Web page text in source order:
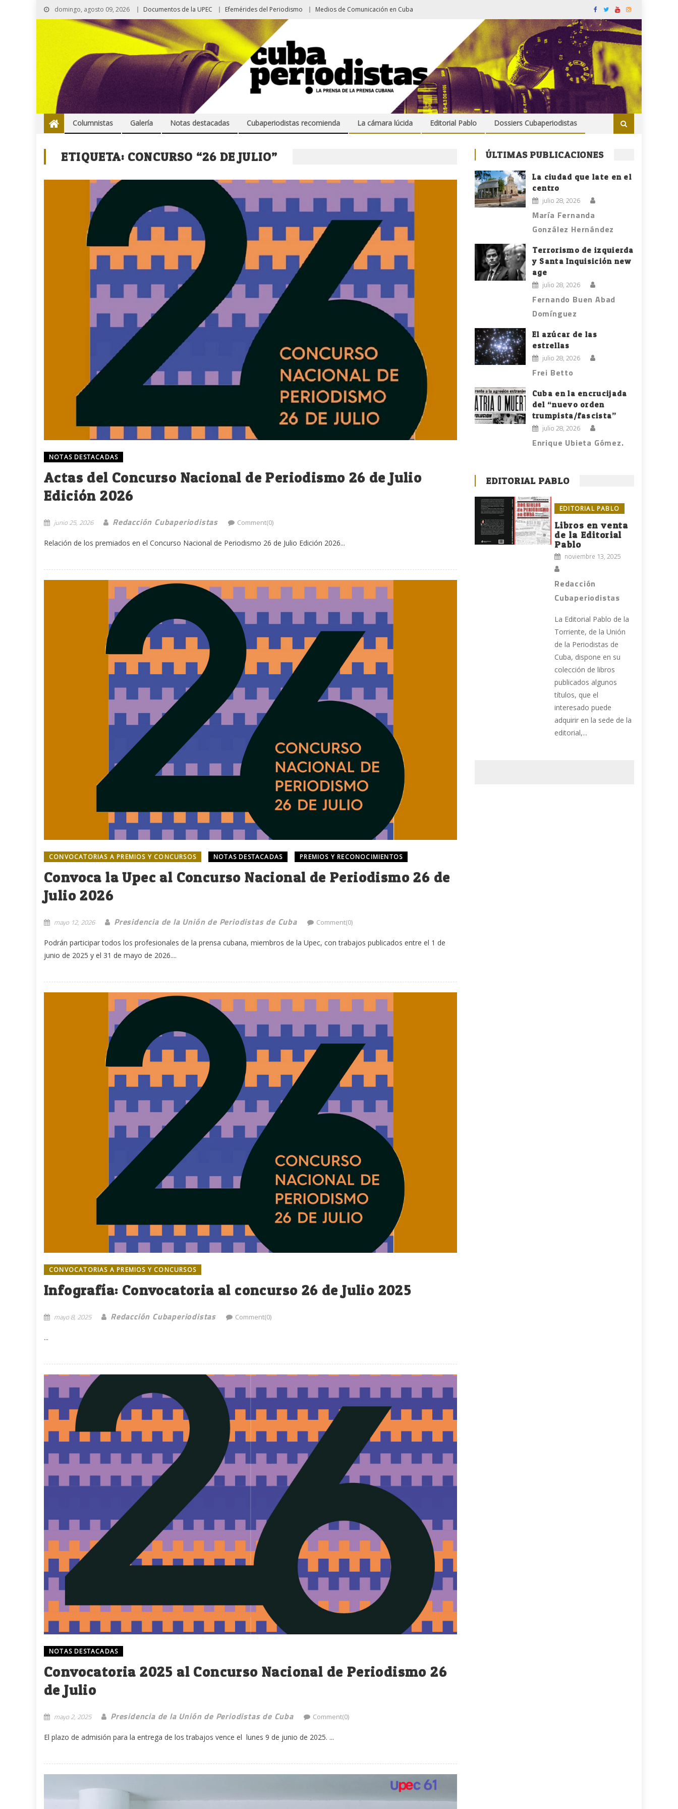
domingo, agosto 09, 2026 Documentos de la UPEC Efemérides del Periodismo Medios de Comunicación en Cuba
Columnistas Galería Notas destacadas Cubaperiodistas recomienda La cámara lúcida Editorial Pablo Dossiers Cubaperiodistas
ETIQUETA: CONCURSO “26 DE JULIO”
NOTAS DESTACADAS
Actas del Concurso Nacional de Periodismo 26 de Julio
Edición 2026
junio 25, 2026 Redacción Cubaperiodistas Comment(0)
Relación de los premiados en el Concurso Nacional de Periodismo 26 de Julio Edición 2026...
CONVOCATORIAS A PREMIOS Y CONCURSOS NOTAS DESTACADAS PREMIOS Y RECONOCIMIENTOS
Convoca la Upec al Concurso Nacional de Periodismo 26 de
Julio 2026
mayo 12, 2026 Presidencia de la Unión de Periodistas de Cuba Comment(0)
Podrán participar todos los profesionales de la prensa cubana, miembros de la Upec, con trabajos publicados entre el 1 de
junio de 2025 y el 31 de mayo de 2026....
CONVOCATORIAS A PREMIOS Y CONCURSOS
Infografía: Convocatoria al concurso 26 de Julio 2025
mayo 8, 2025 Redacción Cubaperiodistas Comment(0)
...
NOTAS DESTACADAS
Convocatoria 2025 al Concurso Nacional de Periodismo 26
de Julio
mayo 2, 2025 Presidencia de la Unión de Periodistas de Cuba Comment(0)
El plazo de admisión para la entrega de los trabajos vence el lunes 9 de junio de 2025. ...
ÚLTIMAS PUBLICACIONES
La ciudad que late en el
centro
julio 28, 2026
María Fernanda
González Hernández
Terrorismo de izquierda
y Santa Inquisición new
age
julio 28, 2026
Fernando Buen Abad
Domínguez
El azúcar de las
estrellas
julio 28, 2026
Frei Betto
Cuba en la encrucijada
del “nuevo orden
trumpista/fascista”
julio 28, 2026
Enrique Ubieta Gómez.
EDITORIAL PABLO
EDITORIAL PABLO
Libros en venta
de la Editorial
Pablo
noviembre 13, 2025
Redacción
Cubaperiodistas
La Editorial Pablo de la
Torriente, de la Unión
de la Periodistas de
Cuba, dispone en su
colección de libros
publicados algunos
títulos, que el
interesado puede
adquirir en la sede de la
editorial,...